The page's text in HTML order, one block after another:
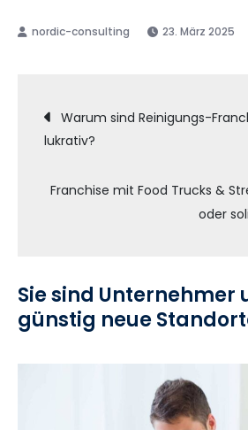
23. März 2025
Warum sind Reinigungs-
lukrativ?
Franchise mit Food Trucks &
oder
Sie sind Unternehmer
günstig neue